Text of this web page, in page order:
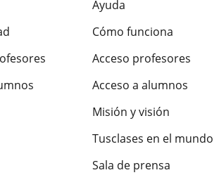
Ayuda
Cómo funciona
Acceso profesores
Acceso a alumnos
Misión y visión
Tusclases en el mundo
Sala de prensa